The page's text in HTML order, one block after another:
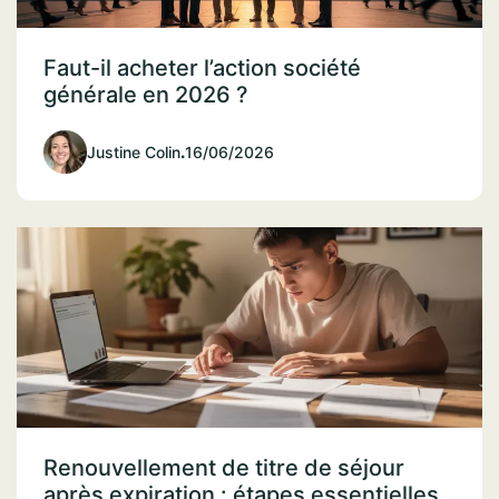
Faut-il acheter l’action société
générale en 2026 ?
Justine Colin.16/06/2026
Renouvellement de titre de séjour